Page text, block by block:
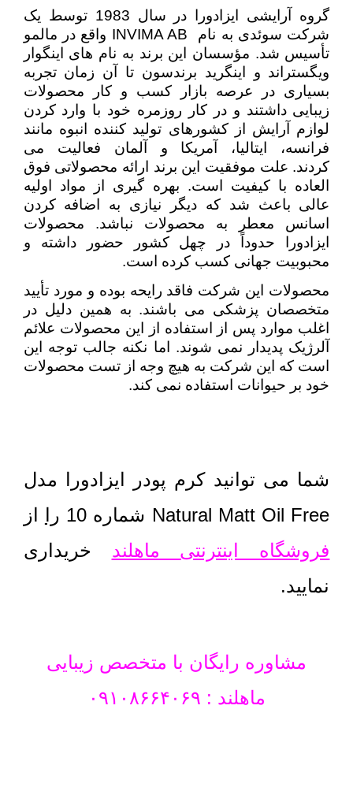
گروه آرایشی ایزادورا در سال 1983 توسط یک
شرکت سوئدی به نام INVIMA AB واقع در مالمو
تأسیس شد. مؤسسان این برند به نام های اینگوار
ویگستراند و اینگرید برندسون تا آن زمان تجربه
بسیاری در عرصه بازار کسب و کار محصولات
زیبایی داشتند و در کار روزمره خود با وارد کردن
لوازم آرایش از کشورهای تولید کننده انبوه مانند
فرانسه، ایتالیا، آمریکا و آلمان فعالیت می
کردند. علت موفقیت این برند ارائه محصولاتی فوق
العاده با کیفیت است. بهره گیری از مواد اولیه
عالی باعث شد که دیگر نیازی به اضافه کردن
اسانس معطر به محصولات نباشد. محصولات
ایزادورا حدوداً در چهل کشور حضور داشته و
محبوبیت جهانی کسب کرده است.
محصولات این شرکت فاقد رایحه بوده و مورد تأیید
متخصصان پزشکی می باشند. به همین دلیل در
اغلب موارد پس از استفاده از این محصولات علائم
آلرژیک پدیدار نمی شوند. اما نکنه جالب توجه این
است که این شرکت به هیچ وجه از تست محصولات
خود بر حیوانات استفاده نمی کند.
شما می توانید کرم پودر ایزادورا مدل
Natural Matt Oil Free شماره 10
را از
فروشگاه اینترنتی ماهلند
خریداری
نمایید.
مشاوره رایگان با متخصص زیبایی
ماهلند : ۰۹۱۰۸۶۶۴۰۶۹